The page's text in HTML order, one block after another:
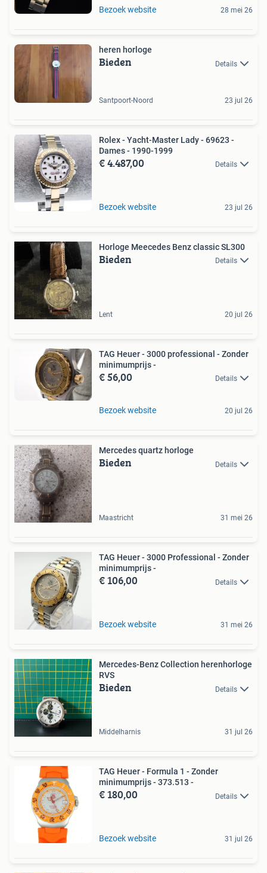
Bezoek website 28 mei 26
heren horloge
Bieden Details
Santpoort-Noord 23 jul 26
Rolex - Yacht-Master Lady - 69623 -
Dames - 1990-1999
€ 4.487,00 Details
Bezoek website 23 jul 26
Horloge Meecedes Benz classic SL300
Bieden Details
Lent 20 jul 26
TAG Heuer - 3000 professional - Zonder
minimumprijs -
€ 56,00 Details
Bezoek website 20 jul 26
Mercedes quartz horloge
Bieden Details
Maastricht 31 mei 26
TAG Heuer - 3000 Professional - Zonder
minimumprijs -
€ 106,00 Details
Bezoek website 31 mei 26
Mercedes-Benz Collection herenhorloge
RVS
Bieden Details
Middelharnis 31 jul 26
TAG Heuer - Formula 1 - Zonder
minimumprijs - 373.513 -
€ 180,00 Details
Bezoek website 31 jul 26